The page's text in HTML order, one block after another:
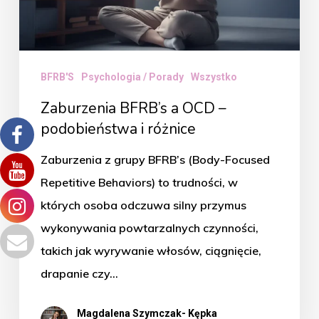
różnice
BFRB'S Psychologia / Porady Wszystko
Zaburzenia BFRB’s a OCD –
podobieństwa i różnice
Zaburzenia z grupy BFRB’s (Body-Focused
Repetitive Behaviors) to trudności, w
których osoba odczuwa silny przymus
wykonywania powtarzalnych czynności,
takich jak wyrywanie włosów, ciągnięcie,
drapanie czy…
Magdalena Szymczak- Kępka